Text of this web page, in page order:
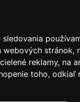
stránok,
reklamy, na
toho, odkiaľ
kostola